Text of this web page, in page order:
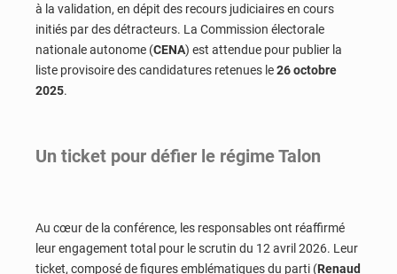
à la validation, en dépit des recours judiciaires en cours
initiés par des détracteurs. La Commission électorale
nationale autonome (CENA) est attendue pour publier la
liste provisoire des candidatures retenues le26 octobre
2025.
Un ticket pour défier le régime Talon
Au cœur de la conférence, les responsables ont réaffirmé
leur engagement total pour le scrutin du 12 avril 2026. Leur
ticket, composé de figures emblématiques du parti (Renaud